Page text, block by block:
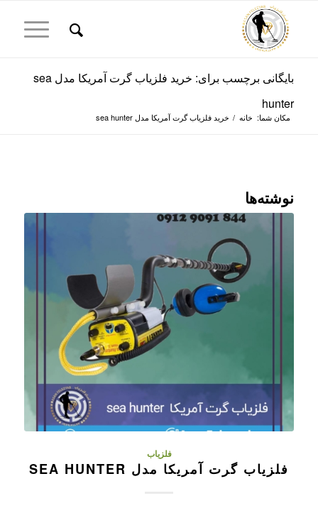
بایگانی برچسب برای: خرید فلزیاب گرت آمریکا مدل sea
hunter
مکان شما: خانه / خرید فلزیاب گرت آمریکا مدل sea hunter
نوشته‌ها
فلزیاب
فلزیاب گرت آمریکا مدل SEA HUNTER